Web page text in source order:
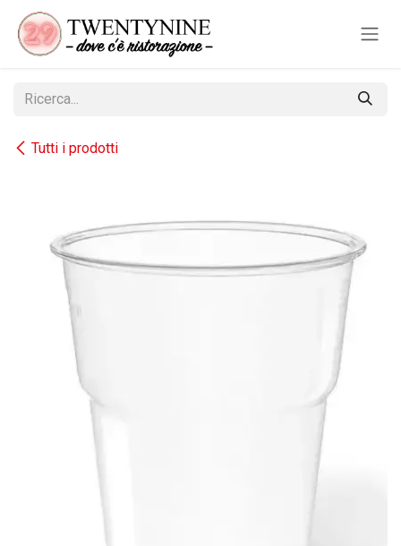
Passa al contenuto
Tutti i prodotti